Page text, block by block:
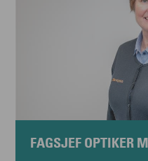
FAGSJEF OPTIKER